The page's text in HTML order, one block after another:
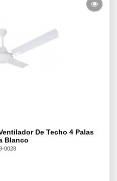
De Techo 4 Palas
Blanco
0028